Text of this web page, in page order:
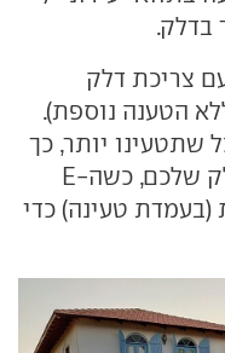
בדלק.
צריכת דלק
(ללא הטענה נוספת).
שתטעינו יותר, כך
תזכו לשפר עוד את צריכת הדלק שלכם, כשה-E
רק שעה ו-40 דקות (בעמדת טעינה) כדי